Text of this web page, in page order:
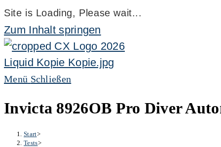
Site is Loading, Please wait...
Zum Inhalt springen
Menü Schließen
Invicta 8926OB Pro Diver
Start>
Tests>